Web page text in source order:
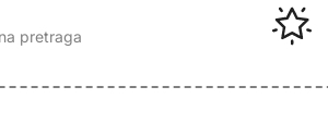
pretraga